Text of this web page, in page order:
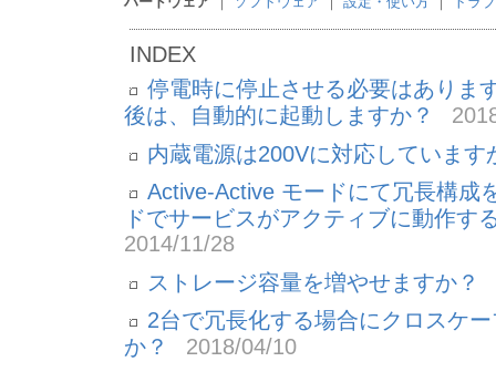
INDEX
停電時に停止させる必要はあり
後は、自動的に起動しますか？
内蔵電源は200Vに対応しています
Active-Active モードにて冗長構成
ドでサービスがアクティブに動作す
2014/11/28
ストレージ容量を増やせますか？
2台で冗長化する場合にクロスケ
か？
2018/04/10